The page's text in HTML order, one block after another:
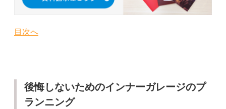
目次へ
後悔しないためのインナーガレージのプ
ランニング